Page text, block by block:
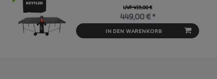
UVP 459,00 €
449,00 € *
IN DEN WARENKORB